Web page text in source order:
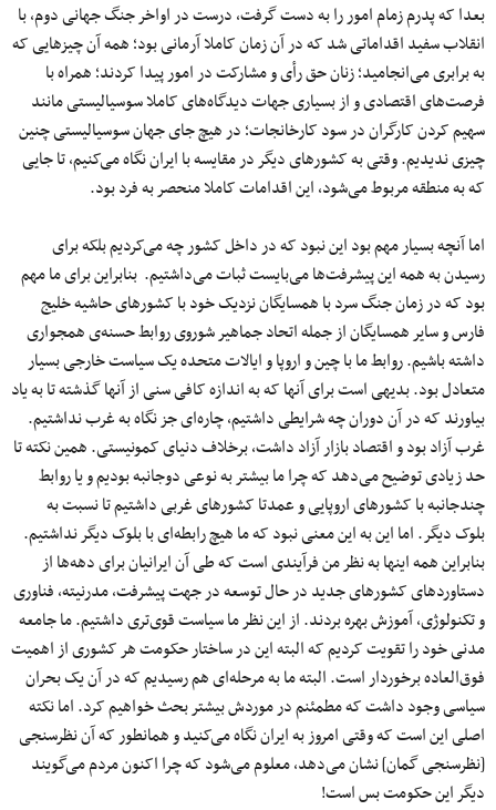
بعدا که پدرم زمام امور را به دست گرفت، درست در اواخر جنگ جهانی دوم، با
انقلاب سفید اقداماتی شد که در آن زمان کاملا آرمانی بود؛ همه آن چیزهایی که
به برابری می‌انجامید؛ زنان حق‌ رأی و مشارکت در امور پیدا کردند؛‌ همراه با
فرصت‌های اقتصادی و از بسیاری جهات دیدگاه‌های کاملا سوسیالیستی مانند
سهیم کردن کارگران در سود کارخانجات؛ در هیچ جای جهان سوسیالیستی چنین
چیزی ندیدیم. وقتی به کشورهای دیگر در مقایسه با ایران نگاه می‌کنیم، تا جایی
که به منطقه مربوط می‌شود، این اقدامات کاملا منحصر به فرد بود.
اما آنچه بسیار مهم بود این نبود که در داخل کشور چه می‌کردیم بلکه برای
رسیدن به همه این پیشرفت‌ها می‌بایست ثبات می‌داشتیم. بنابراین برای ما مهم
بود که در زمان جنگ سرد با همسایگان نزدیک خود با کشورهای حاشیه خلیج
فارس و سایر همسایگان از جمله اتحاد جماهیر شوروی روابط حسنه‌ی همجواری
داشته باشیم. روابط ما با چین و اروپا و ایالات متحده یک سیاست خارجی بسیار
متعادل بود. بدیهی است برای آنها که به اندازه کافی سنی از آنها گذشته تا به یاد
بیاورند که در آن دوران چه شرایطی داشتیم، چاره‌ای جز نگاه به غرب نداشتیم.
غرب آزاد بود و اقتصاد بازار آزاد داشت، برخلاف دنیای کمونیستی. همین نکته تا
حد زیادی توضیح می‌دهد که چرا ما بیشتر به نوعی دوجانبه بودیم و یا روابط
چندجانبه با کشورهای اروپایی و عمدتا کشورهای غربی داشتیم تا نسبت به
بلوک‌ دیگر. اما این به این معنی نبود که ما هیچ رابطه‌ای با بلوک دیگر نداشتیم.
بنابراین همه اینها به نظر من فرآیندی است که طی آن ایرانیان برای دهه‌ها از
دستاوردهای کشورهای جدید در حال توسعه در جهت پیشرفت، مدرنیته، فناوری
و تکنولوژی، آموزش بهره بردند. از این نظر ما سیاست قوی‌تری داشتیم. ما جامعه
مدنی خود را تقویت کردیم که البته این در ساختار حکومت هر کشوری از اهمیت
فوق‌العاده برخوردار است. البته ما به مرحله‌ای هم رسیدیم که در آن یک بحران
سیاسی وجود داشت که مطمئنم در موردش بیشتر بحث خواهیم کرد. اما نکته
اصلی این است که وقتی امروز به ایران نگاه می‌کنید و همانطور که آن نظرسنجی
[نظرسنجی گمان] نشان می‌دهد، معلوم می‌شود که چرا اکنون مردم می‌گویند
دیگر این حکومت بس است!